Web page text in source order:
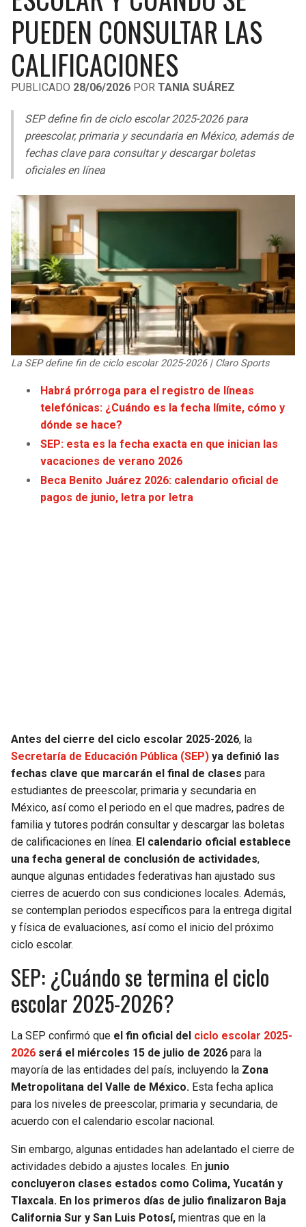
LIGA DE EXPANSIÓN MX
LEAGUES CUP
UEFA EUROPA LEAGUE
UEFA CONFERENCE LEAGUE
MLS
COPA SUDAMERICANA
OTRAS LIGAS
RAIDERS
CHARGERS
BENGALS
BROWNS
STEELERS
TEXANS
COLTS
JAGUARS
TITANS
COWBOYS
GIANTS
EAGLES
COMMANDERS
PACKERS
PANTHERS
SAINTS
BUCCANEERS
CAVALIERS
PISTONS
BUCKS
HAWKS
HORNETS
HEAT
MAGIC
WIZARDS
WARRIORS
CLIPPERS
LAKERS
SUNS
KINGS
TIMBERWOLVES
JAZZ
PUEDEN CONSULTAR LAS
CALIFICACIONES
PUBLICADO 28/06/2026 POR TANIA SUÁREZ
SEP define fin de ciclo escolar 2025-2026 para
preescolar, primaria y secundaria en México, además de
fechas clave para consultar y descargar boletas
oficiales en línea
La SEP define fin de ciclo escolar 2025-2026 | Claro Sports
Habrá prórroga para el registro de líneas
telefónicas: ¿Cuándo es la fecha límite, cómo y
dónde se hace?
SEP: esta es la fecha exacta en que inician las
vacaciones de verano 2026
Beca Benito Juárez 2026: calendario oficial de
pagos de junio, letra por letra
Antes del cierre del ciclo escolar 2025-2026, la
Secretaría de Educación Pública (SEP) ya definió las
fechas clave que marcarán el final de clases para
estudiantes de preescolar, primaria y secundaria en
México, así como el periodo en el que madres, padres de
familia y tutores podrán consultar y descargar las boletas
de calificaciones en línea. El calendario oficial establece
una fecha general de conclusión de actividades,
aunque algunas entidades federativas han ajustado sus
cierres de acuerdo con sus condiciones locales. Además,
se contemplan periodos específicos para la entrega digital
y física de evaluaciones, así como el inicio del próximo
ciclo escolar.
SEP: ¿Cuándo se termina el ciclo
escolar 2025-2026?
La SEP confirmó que el fin oficial del ciclo escolar 2025-
2026 será el miércoles 15 de julio de 2026 para la
mayoría de las entidades del país, incluyendo la Zona
Metropolitana del Valle de México. Esta fecha aplica
para los niveles de preescolar, primaria y secundaria, de
acuerdo con el calendario escolar nacional.
Sin embargo, algunas entidades han adelantado el cierre de
actividades debido a ajustes locales. En junio
concluyeron clases estados como Colima, Yucatán y
Tlaxcala. En los primeros días de julio finalizaron Baja
California Sur y San Luis Potosí, mientras que en la